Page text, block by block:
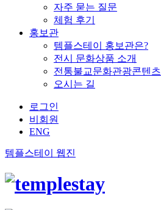
자주 묻는 질문
체험 후기
홍보관
템플스테이 홍보관은?
전시 문화상품 소개
전통불교문화관광콘텐츠
오시는 길
로그인
비회원
ENG
템플스테이 웹진